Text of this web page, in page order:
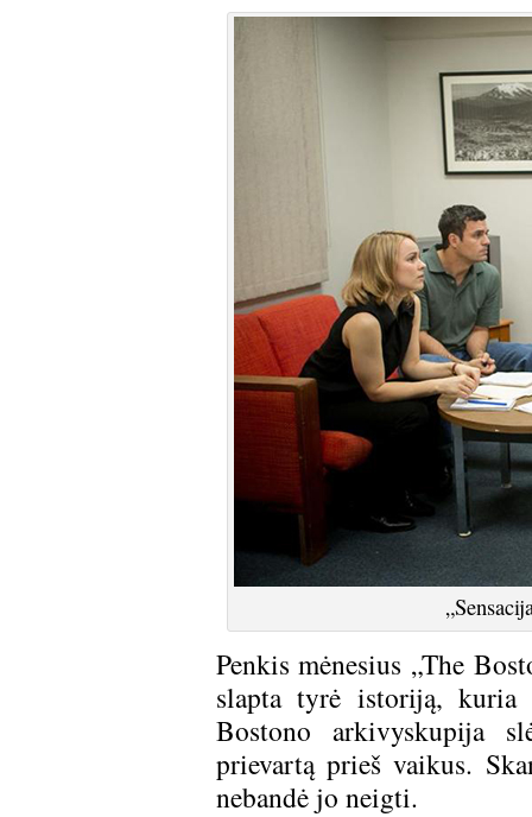
Penkis mėnesius „The
slapta tyrė istoriją,
Bostono arkivyskupija
prievartą prieš vaikus.
nebandė jo neigti.